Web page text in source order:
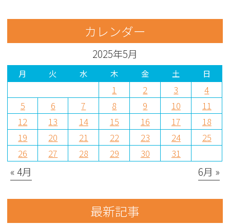
カレンダー
2025年5月
月 火 水 木 金 土 日
1 2 3
4
5
6 7 8 9 10
11
12
13 14 15 16 17
18
19
20 21 22 23 24
25
26
27 28 29 30 31
« 4月 6月 »
最新記事